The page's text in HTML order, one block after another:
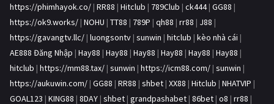
https://phimhayok.co/ | RR88 | Hitclub | 789Club | ck444| GG88 |
https://ok9.works/ | NOHU | TT88 | 789P | qh88 | rr88 | J88 |
https://gavangtv.llc/ | luongsontv | sunwin | hitclub | kèo nhà cái |
AE888 Đăng Nhập | Hay88 | Hay88 | Hay88 | Hay88 | Hay88 | Hay88 |
hitclub | https://mm88.tax/ | sunwin | https://icm88.com/ | sunwin |
https://aukuwin.com/ | GG88 | RR88 | shbet | XX88 | Hitclub | NHATVIP |
GOAL123 | KING88 | 8DAY | shbet | grandpashabet | 86bet | o8 | rr88 |